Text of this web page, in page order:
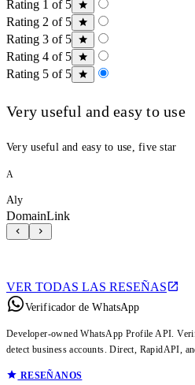
Rating 1 of 5
Rating 2 of 5
Rating 3 of 5
Rating 4 of 5
Rating 5 of 5
Very useful and easy to use
Very useful and easy to use, five star
A
Aly
DomainLink
VER TODAS LAS RESEÑAS
Verificador de WhatsApp
Developer-owned WhatsApp Profile API.
detect business accounts. Direct, RapidAPI,
RESEÑANOS